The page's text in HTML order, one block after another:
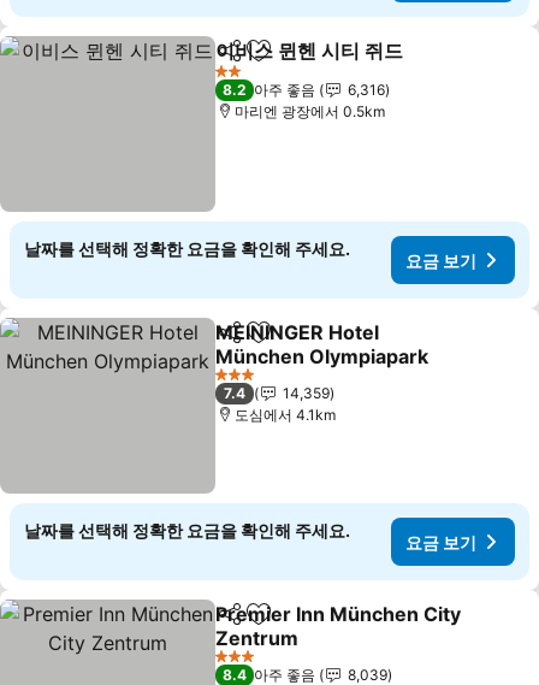
공유 즐겨찾기에 추가
이비스 뮌헨 시티 쥐드
2 성급
8.2 아주 좋음
6,316
마리엔 광장에서 0.5km
날짜를 선택해 정확한 요금을 확인해 주세요.
요금 보기
공유 즐겨찾기에 추가
MEININGER Hotel
München Olympiapark
3 성급
7.4
14,359
도심에서 4.1km
날짜를 선택해 정확한 요금을 확인해 주세요.
요금 보기
공유 즐겨찾기에 추가
Premier Inn München City
Zentrum
3 성급
8.4 아주 좋음
8,039